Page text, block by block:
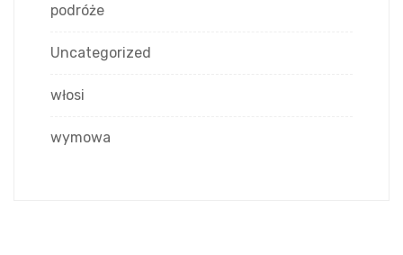
podróże
Uncategorized
włosi
wymowa